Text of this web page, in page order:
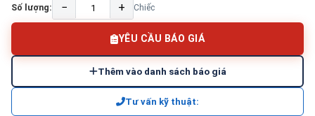
Số lượng: − + Chiếc
YÊU CẦU BÁO GIÁ
Thêm vào danh sách báo giá
Tư vấn kỹ thuật: